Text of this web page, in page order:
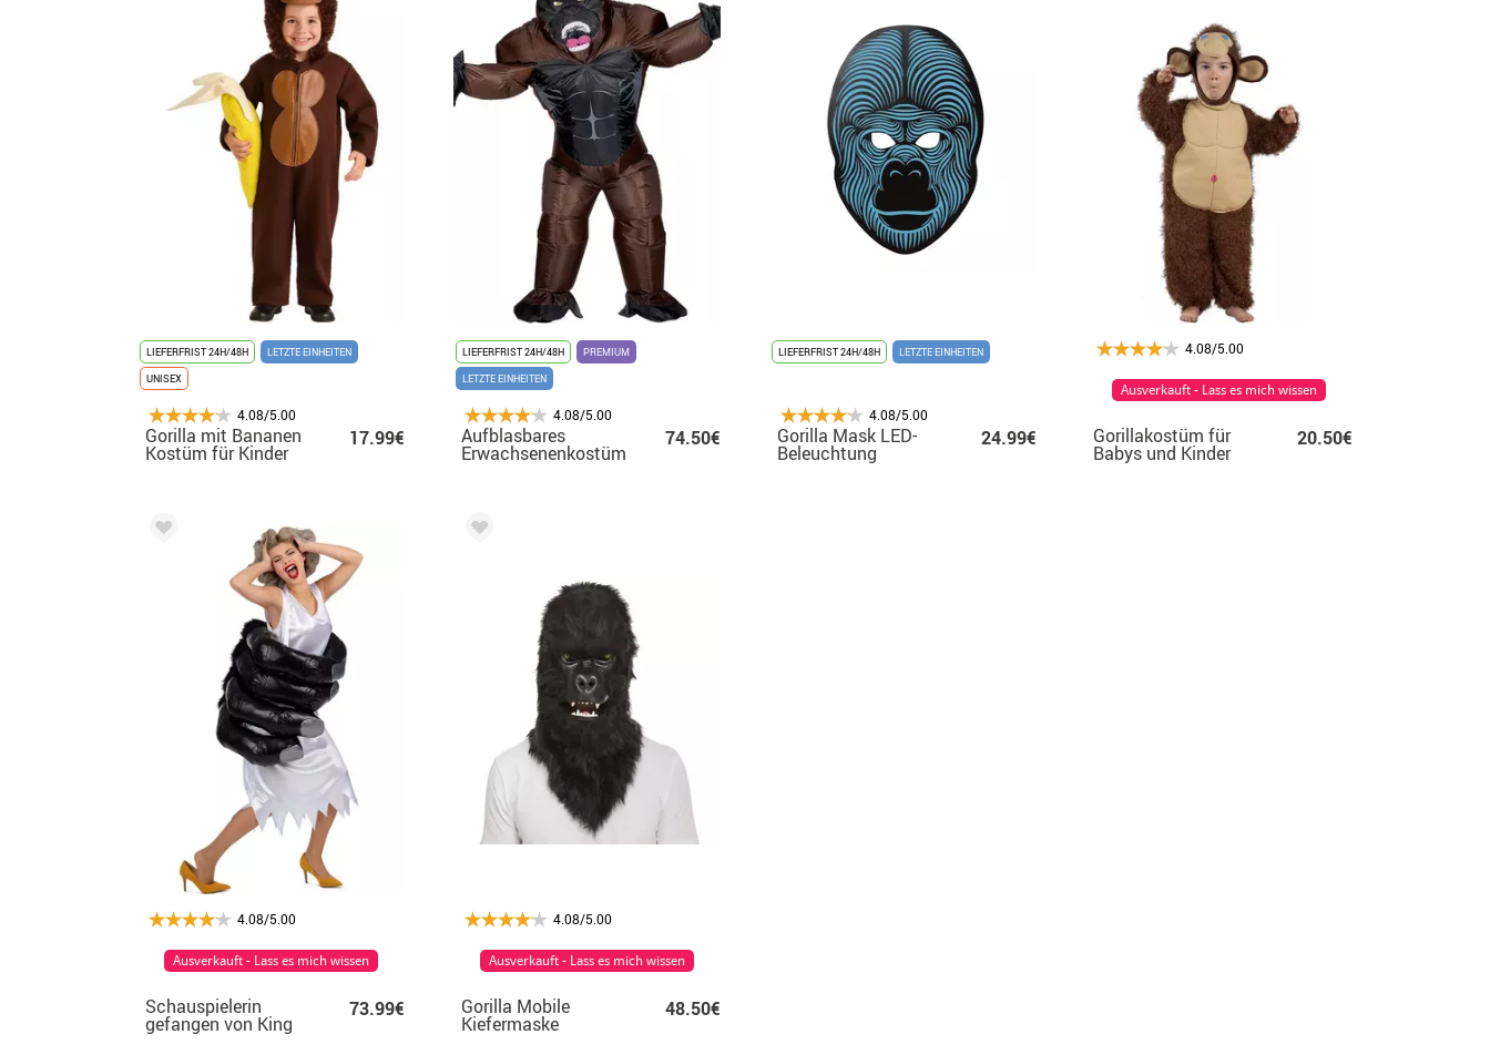
LIEFERFRIST 24H/48H
LETZTE EINHEITEN
UNISEX
4.08/5.00
Gorilla mit Bananen
Kostüm für Kinder
17.99€
LIEFERFRIST 24H/48H
PREMIUM
LETZTE EINHEITEN
4.08/5.00
Aufblasbares
Erwachsenenkostüm
74.50€
LIEFERFRIST 24H/48H LETZTE EINHEITEN
4.08/5.00
Gorilla Mask LED-
Beleuchtung
24.99€
4.08/5.00
Gorillakostüm für
Babys und Kinder
20.50€
Ausverkauft - Lass es mich wissen
4.08/5.00
Schauspielerin
gefangen von King
Kong-Kostüm für
73.99€
Ausverkauft - Lass es mich wissen
4.08/5.00
Gorilla Mobile
Kiefermaske
48.50€
Ausverkauft - Lass es mich wissen